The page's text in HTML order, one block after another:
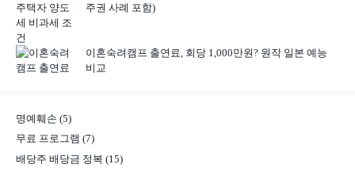
주권 사례 포함)
이혼숙려캠프 출연료, 회당 1,000만원? 원작 일본 예능
비교
명예훼손 (5)
무료 프로그램 (7)
배당주 배당금 정복 (15)